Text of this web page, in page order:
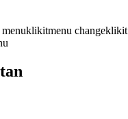
klikitmenu changeklikit